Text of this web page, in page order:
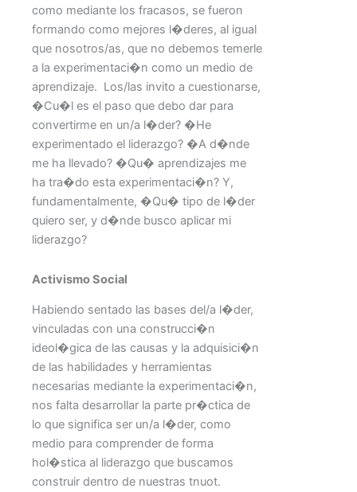
como mediante los fracasos, se fueron
formando como mejores l�deres, al igual
que nosotros/as, que no debemos temerle
a la experimentaci�n como un medio de
aprendizaje. Los/las invito a cuestionarse,
�Cu�l es el paso que debo dar para
convertirme en un/a l�der? �He
experimentado el liderazgo? �A d�nde
me ha llevado? �Qu� aprendizajes me
ha tra�do esta experimentaci�n? Y,
fundamentalmente, �Qu� tipo de l�der
quiero ser, y d�nde busco aplicar mi
liderazgo?
Activismo Social
Habiendo sentado las bases del/a l�der,
vinculadas con una construcci�n
ideol�gica de las causas y la adquisici�n
de las habilidades y herramientas
necesarias mediante la experimentaci�n,
nos falta desarrollar la parte pr�ctica de
lo que significa ser un/a l�der, como
medio para comprender de forma
hol�stica al liderazgo que buscamos
construir dentro de nuestras tnuot.